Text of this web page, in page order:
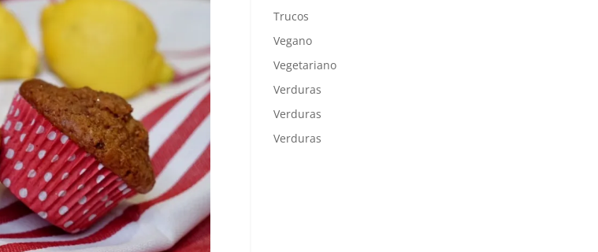
Trucos
Vegano
Vegetariano
Verduras
Verduras
Verduras